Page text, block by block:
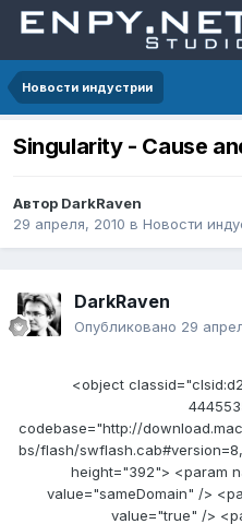
Новости индустрии
Singularity - Cause
Автор DarkRaven
29 апреля, 2010 в Новости
DarkRaven
Опубликовано 29
<object
codebase="http://
bs/flash/
height="392"> <param
value="sameDomain" />
value="true" />